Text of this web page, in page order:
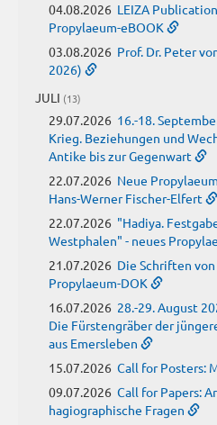
04.08.2026 LEIZA
Propylaeum-eBOOK
03.08.2026 Prof. Dr. Peter
2026)
JULI (13)
29.07.2026 16.-18.
Krieg. Beziehungen und
Antike bis zur Gegenwart
22.07.2026 Neue
Hans-Werner Fischer-Elfert
22.07.2026 "Hadiya.
Westphalen" - neues
21.07.2026 Die Schriften
Propylaeum-DOK
16.07.2026 28.-29. August
Die Fürstengräber der
aus Emersleben
15.07.2026 Call for Posters:
09.07.2026 Call for Papers:
hagiographische Fragen